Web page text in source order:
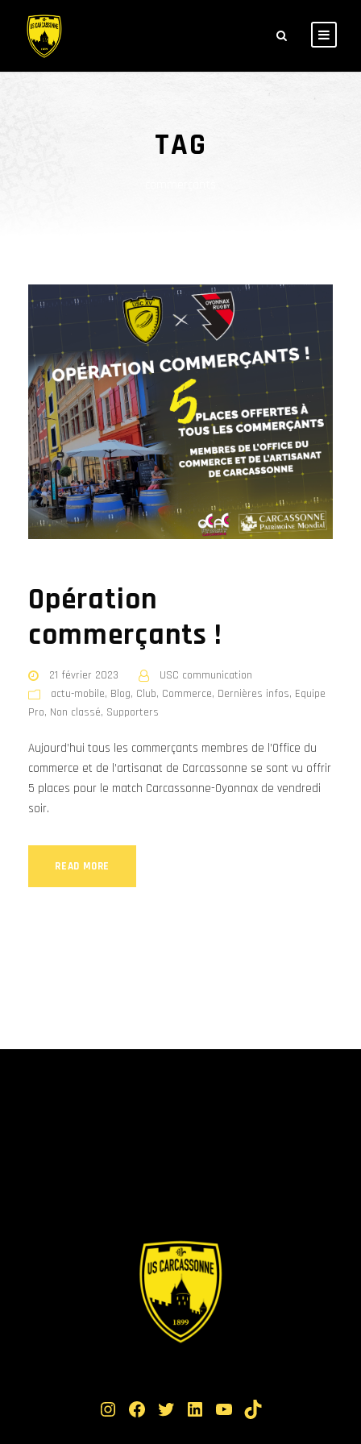
TAG
Opération
commerçants !
21 février 2023
USC communication
actu-mobile, Blog, Club, Commerce, Dernières infos, Equipe
Pro, Non classé, Supporters
Aujourd’hui tous les commerçants membres de l’Office du
commerce et de l’artisanat de Carcassonne se sont vu offrir
5 places pour le match Carcassonne-Oyonnax de vendredi
soir.
READ MORE
Instagram Facebook Twitter LinkedIn YouTube TikTok